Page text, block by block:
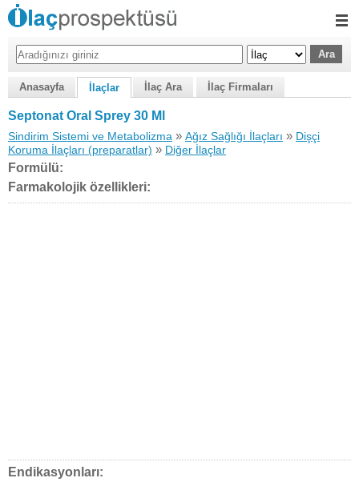
Anasayfa İlaçlar İlaç Ara İlaç Firmaları
Septonat Oral Sprey 30 Ml
Sindirim Sistemi ve Metabolizma » Ağız Sağlığı İlaçları » Dişçi
Koruma İlaçları (preparatlar) » Diğer İlaçlar
Formülü:
Farmakolojik özellikleri:
Endikasyonları: